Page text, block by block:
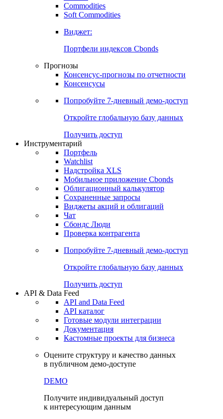
Commodities
Soft Commodities
Виджет:
Портфели индексов Cbonds
Прогнозы
Консенсус-прогнозы по отчетности
Консенсусы
Попробуйте 7-дневный демо-доступ
Откройте глобальную базу данных
Получить доступ
Инструментарий
Портфель
Watchlist
Надстройка XLS
Мобильное приложение Cbonds
Облигационный калькулятор
Сохраненные запросы
Виджеты акций и облигаций
Чат
Сбондс Люди
Проверка контрагента
Попробуйте 7-дневный демо-доступ
Откройте глобальную базу данных
Получить доступ
API & Data Feed
API and Data Feed
API каталог
Готовые модули интеграции
Документация
Кастомные проекты для бизнеса
Оцените структуру и качество данных
в публичном демо-доступе
DEMO
Получите индивидуальный доступ
к интересующим данным